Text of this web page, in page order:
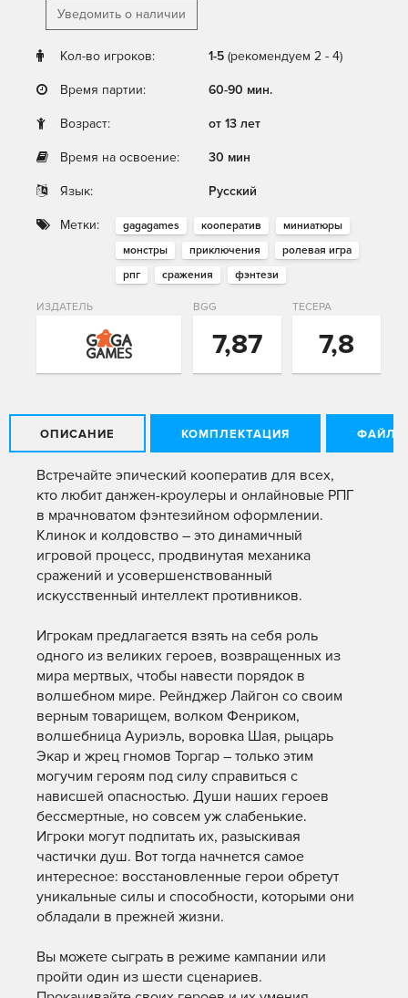
Уведомить о наличии
Кол-во игроков: 1-5 (рекомендуем 2 - 4)
Время партии: 60-90 мин.
Возраст: от 13 лет
Время на освоение: 30 мин
Язык: Русский
Метки: gagagames кооператив
миниатюры
монстры
приключения
ролевая игра
рпг
сражения фэнтези
ИЗДАТЕЛЬ BGG
7,87
ТЕСЕРА
7,8
ОПИСАНИЕ КОМПЛЕКТАЦИЯ ФАЙЛЫ
Встречайте эпический кооператив для всех,
кто любит данжен-кроулеры и онлайновые РПГ
в мрачноватом фэнтезийном оформлении.
Клинок и колдовство – это динамичный
игровой процесс, продвинутая механика
сражений и усовершенствованный
искусственный интеллект противников.
Игрокам предлагается взять на себя роль
одного из великих героев, возвращенных из
мира мертвых, чтобы навести порядок в
волшебном мире. Рейнджер Лайгон со своим
верным товарищем, волком Фенриком,
волшебница Ауриэль, воровка Шая, рыцарь
Экар и жрец гномов Торгар – только этим
могучим героям под силу справиться с
нависшей опасностью. Души наших героев
бессмертные, но совсем уж слабенькие.
Игроки могут подпитать их, разыскивая
частички душ. Вот тогда начнется самое
интересное: восстановленные герои обретут
уникальные силы и способности, которыми они
обладали в прежней жизни.
Вы можете сыграть в режиме кампании или
пройти один из шести сценариев.